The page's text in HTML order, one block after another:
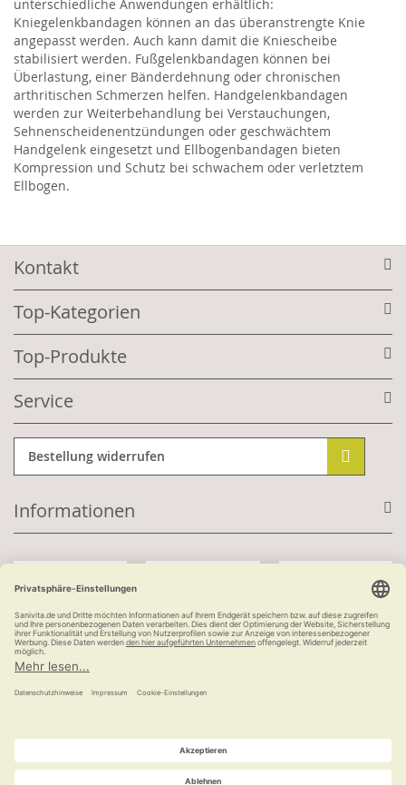
unterschiedliche Anwendungen erhältlich:
Kniegelenkbandagen können an das überanstrengte Knie
angepasst werden. Auch kann damit die Kniescheibe
stabilisiert werden. Fußgelenkbandagen können bei
Überlastung, einer Bänderdehnung oder chronischen
arthritischen Schmerzen helfen. Handgelenkbandagen
werden zur Weiterbehandlung bei Verstauchungen,
Sehnenscheidenentzündungen oder geschwächtem
Handgelenk eingesetzt und Ellbogenbandagen bieten
Kompression und Schutz bei schwachem oder verletztem
Ellbogen.
Kontakt
Top-Kategorien
Top-Produkte
Service
Bestellung widerrufen
Informationen
Kauf auf Rechnung
versandkostenfrei